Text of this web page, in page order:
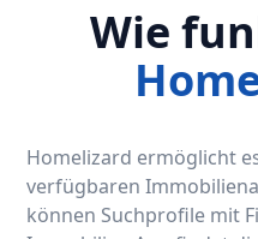
Wie
Homelizard ermöglicht
verfügbaren
können Suchprofile mit